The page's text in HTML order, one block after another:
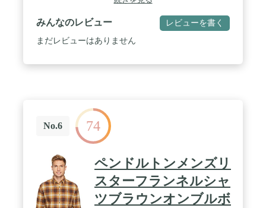
ツと相性抜群、シンプルなインナーにあわせるだけ
で、ちゃんとカジュアルに着こなす。 / 3カラー
【レッド、ブラック、イエロー】選択可能。通気性
良い生地ですので洗濯しても乾きやすいです。 / 日
みんなのレビュー レビューを書く
まだレビューはありません
No.6 74
ペンドルトンメンズリ
スターフランネルシャ
ツブラウンオンブルボ